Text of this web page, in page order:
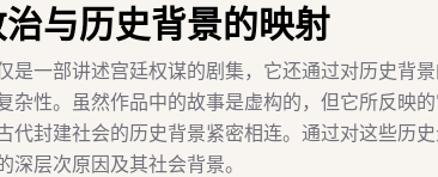
与历史背景的映射
是一部讲述宫廷权谋的剧集，它还通过对历史背
杂性。虽然作品中的故事是虚构的，但它所反映
代封建社会的历史背景紧密相连。通过对这些历
深层次原因及其社会背景。